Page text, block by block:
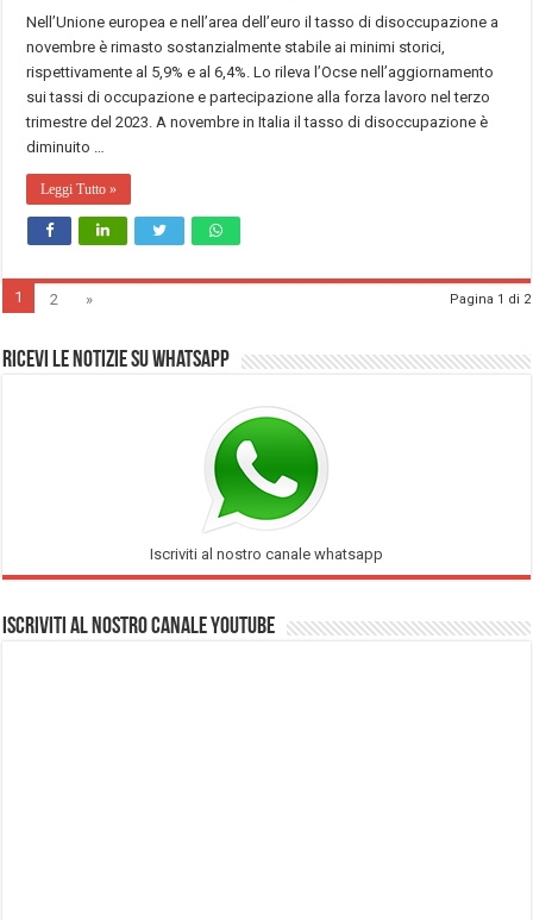
Nell’Unione europea e nell’area dell’euro il tasso di disoccupazione a
novembre è rimasto sostanzialmente stabile ai minimi storici,
rispettivamente al 5,9% e al 6,4%. Lo rileva l’Ocse nell’aggiornamento
sui tassi di occupazione e partecipazione alla forza lavoro nel terzo
trimestre del 2023. A novembre in Italia il tasso di disoccupazione è
diminuito …
Leggi Tutto »
Pagina 1 di 2
1 2 »
Ricevi le notizie su Whatsapp
Iscriviti al nostro canale whatsapp
Iscriviti al nostro Canale Youtube